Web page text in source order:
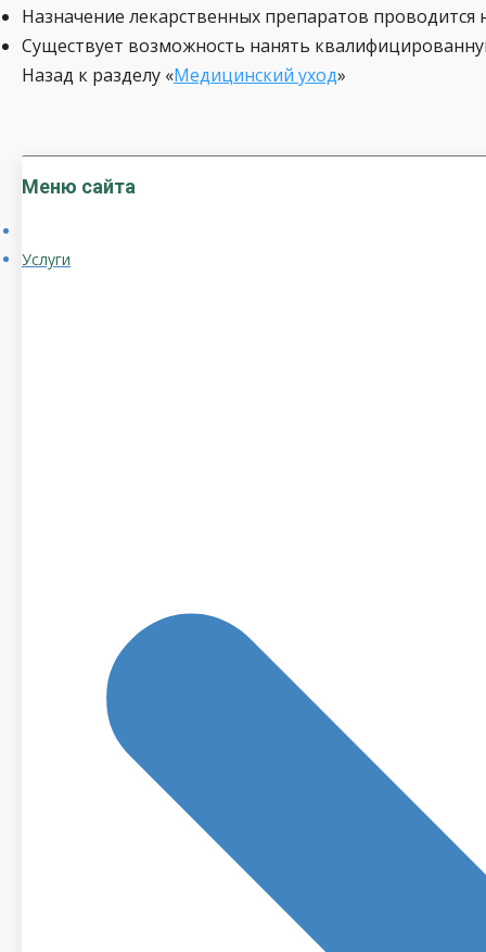
Назначение лекарственных препаратов
Существует возможность нанять
Назад к разделу «Медицинский уход»
Меню сайта
Услуги